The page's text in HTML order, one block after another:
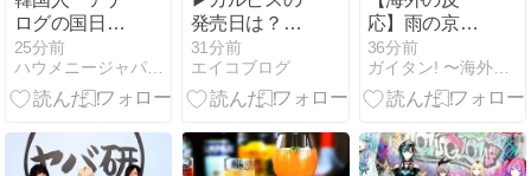
本を分析
ログの国日本
で高級車を買
うと葬儀屋さ
んみたいにな
25分前
ハウメニージャパン！
発売日は？
（お天気検
定）
31分前
エイコブログ
応】雨の京都
が「言の葉の
庭」そのもの
だと話題に
惚れた梅雨の
寺と庭の映像
36分前
ガイタン! 〜海外の反応探訪〜